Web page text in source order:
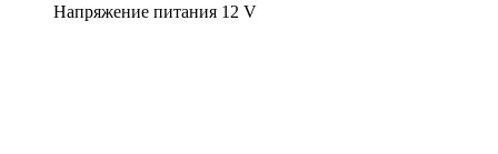
Напряжение питания 12 V